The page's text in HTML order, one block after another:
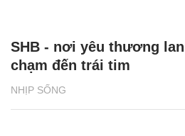
NHỊP SỐNG
SHB - nơi yêu thương
chạm đến trái tim